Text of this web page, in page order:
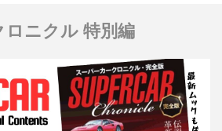
ロニクル 特別編